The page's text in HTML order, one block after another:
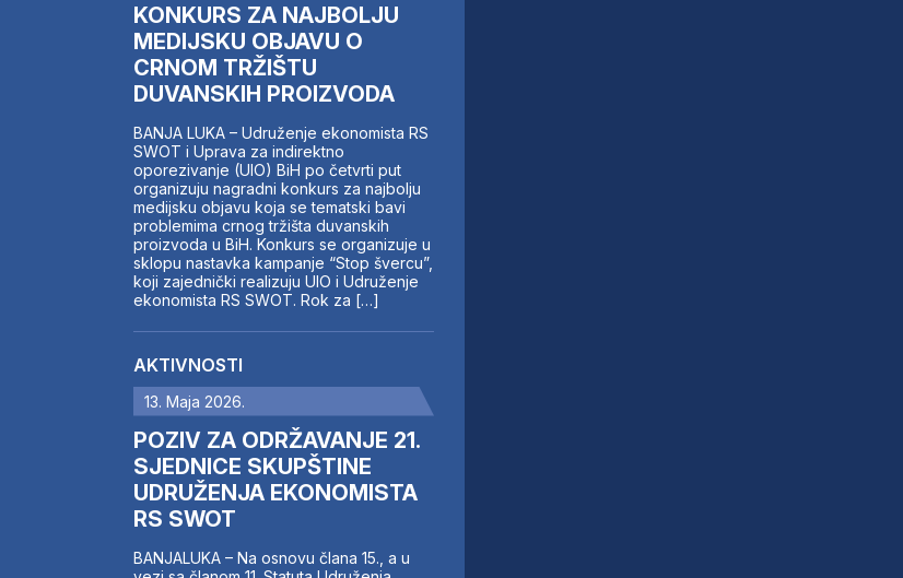
KONKURS ZA NAJBOLJU
MEDIJSKU OBJAVU O
CRNOM TRŽIŠTU
DUVANSKIH PROIZVODA
BANJA LUKA – Udruženje ekonomista RS
SWOT i Uprava za indirektno
oporezivanje (UIO) BiH po četvrti put
organizuju nagradni konkurs za najbolju
medijsku objavu koja se tematski bavi
problemima crnog tržišta duvanskih
proizvoda u BiH. Konkurs se organizuje u
sklopu nastavka kampanje “Stop švercu”,
koji zajednički realizuju UIO i Udruženje
ekonomista RS SWOT. Rok za […]
AKTIVNOSTI
13. Maja 2026.
POZIV ZA ODRŽAVANJE 21.
SJEDNICE SKUPŠTINE
UDRUŽENJA EKONOMISTA
RS SWOT
BANJALUKA – Na osnovu člana 15., a u